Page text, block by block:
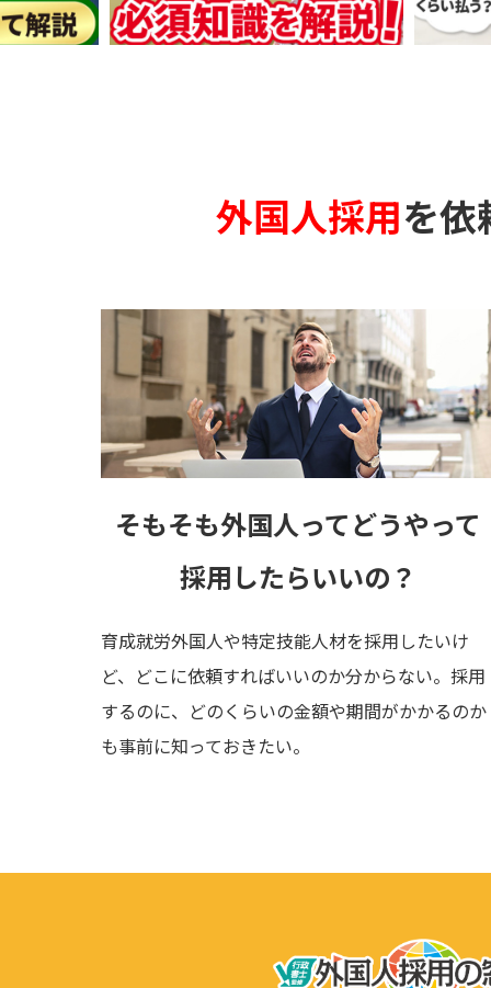
外国人採用を依
そもそも外国人ってどうやって
採用したらいいの？
育成就労外国人や特定技能人材を採用したいけ
ど、どこに依頼すればいいのか分からない。採用
するのに、どのくらいの金額や期間がかかるのか
も事前に知っておきたい。